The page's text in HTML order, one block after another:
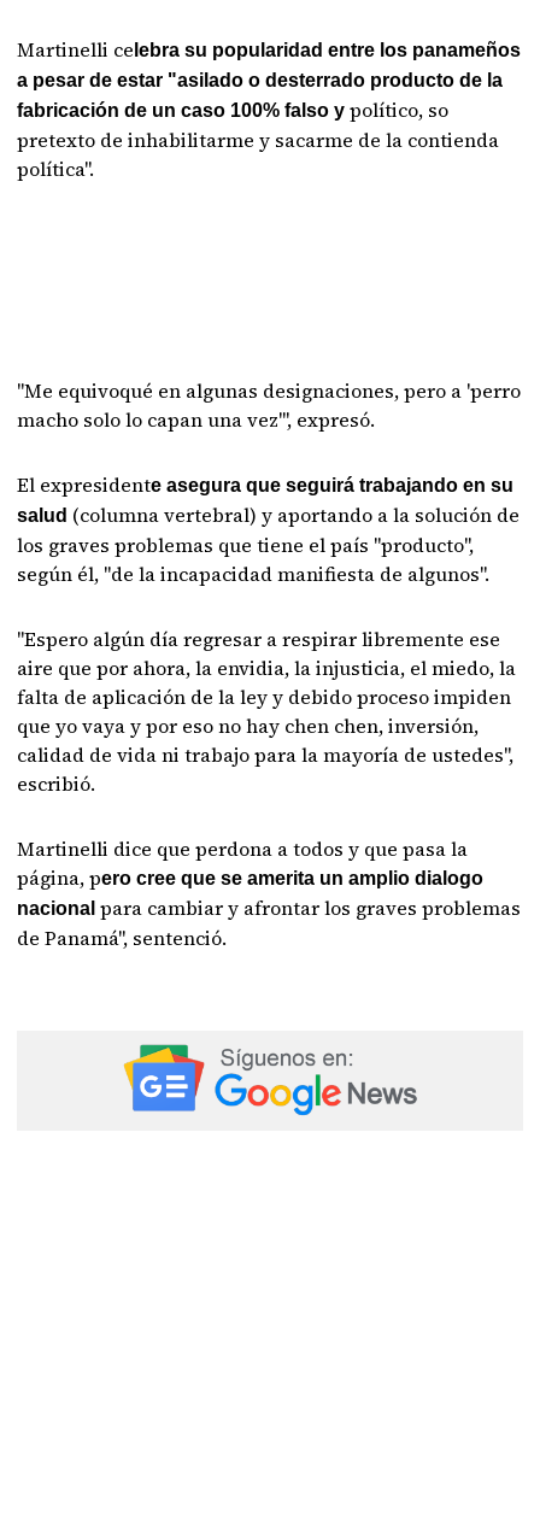
Martinelli ce lebra su popularidad entre los panameños
a pesar de estar "asilado o desterrado producto de la
fabricación de un caso 100% falso y político, so
pretexto de inhabilitarme y sacarme de la contienda
política".
"Me equivoqué en algunas designaciones, pero a 'perro
macho solo lo capan una vez'", expresó.
El expresidente asegura que seguirá trabajando en su
salud (columna vertebral) y aportando a la solución de
los graves problemas que tiene el país "producto",
según él, "de la incapacidad manifiesta de algunos".
"Espero algún día regresar a respirar libremente ese
aire que por ahora, la envidia, la injusticia, el miedo, la
falta de aplicación de la ley y debido proceso impiden
que yo vaya y por eso no hay chen chen, inversión,
calidad de vida ni trabajo para la mayoría de ustedes",
escribió.
Martinelli dice que perdona a todos y que pasa la
página, pero cree que se amerita un amplio dialogo
nacionalpara cambiar y afrontar los graves problemas
de Panamá", sentenció.